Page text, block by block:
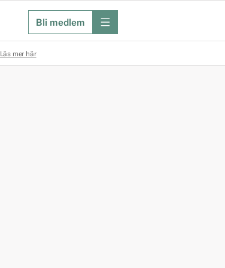
Bli medlem meny
Läs mer här